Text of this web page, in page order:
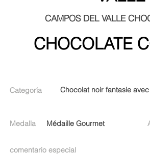
CAMPOS DEL VALLE
CHOCOLATE
Categoría Chocolat noir fantasie
Medalla Médaille Gourmet
comentario especial